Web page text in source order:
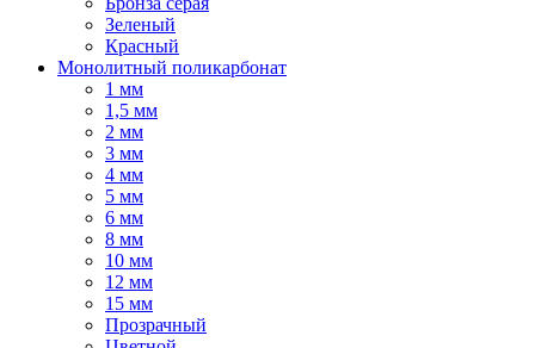
Зеленый
Красный
Монолитный поликарбонат
1 мм
1,5 мм
2 мм
3 мм
4 мм
5 мм
6 мм
8 мм
10 мм
12 мм
15 мм
Прозрачный